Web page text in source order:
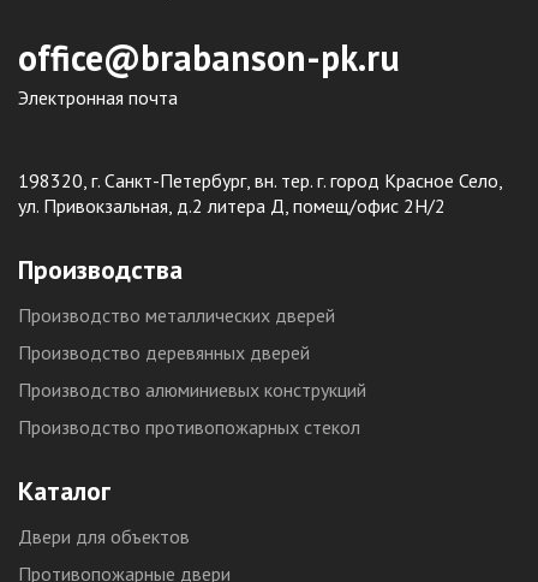
office@brabanson-pk.ru
Электронная почта
198320, г. Санкт-Петербург, вн. тер. г. город Красное Село,
ул. Привокзальная, д.2 литера Д, помещ/офис 2Н/2
Производства
Производство металлических дверей
Производство деревянных дверей
Производство алюминиевых конструкций
Производство противопожарных стекол
Каталог
Двери для объектов
Противопожарные двери